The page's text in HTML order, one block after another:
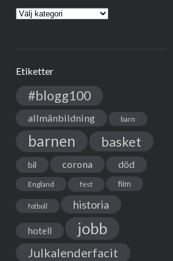
Kategorier
Etiketter
#blogg100
allmänbildning barn
barnen basket
bil corona död
England fest film
fotboll historia
hotell jobb
Julkalenderfacit